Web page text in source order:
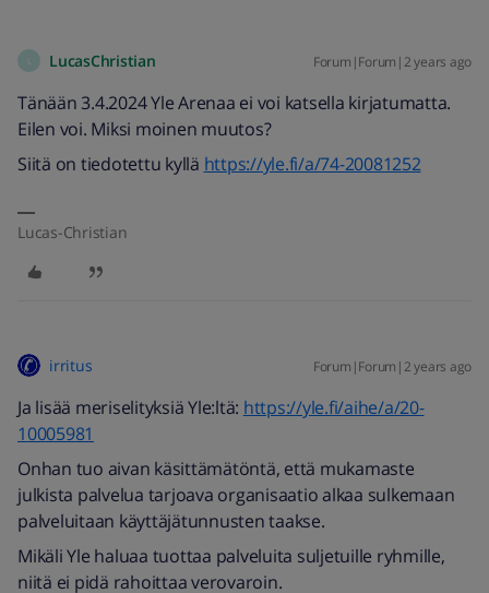
LucasChristian Forum|Forum|2 years ago
Tänään 3.4.2024 Yle Arenaa ei voi katsella kirjatumatta.
Eilen voi. Miksi moinen muutos?
Siitä on tiedotettu kyllä https://yle.fi/a/74-20081252
Lucas-Christian
irritus Forum|Forum|2 years ago
Ja lisää meriselityksiä Yle:ltä: https://yle.fi/aihe/a/20-
10005981
Onhan tuo aivan käsittämätöntä, että mukamaste
julkista palvelua tarjoava organisaatio alkaa sulkemaan
palveluitaan käyttäjätunnusten taakse.
Mikäli Yle haluaa tuottaa palveluita suljetuille ryhmille,
niitä ei pidä rahoittaa verovaroin.